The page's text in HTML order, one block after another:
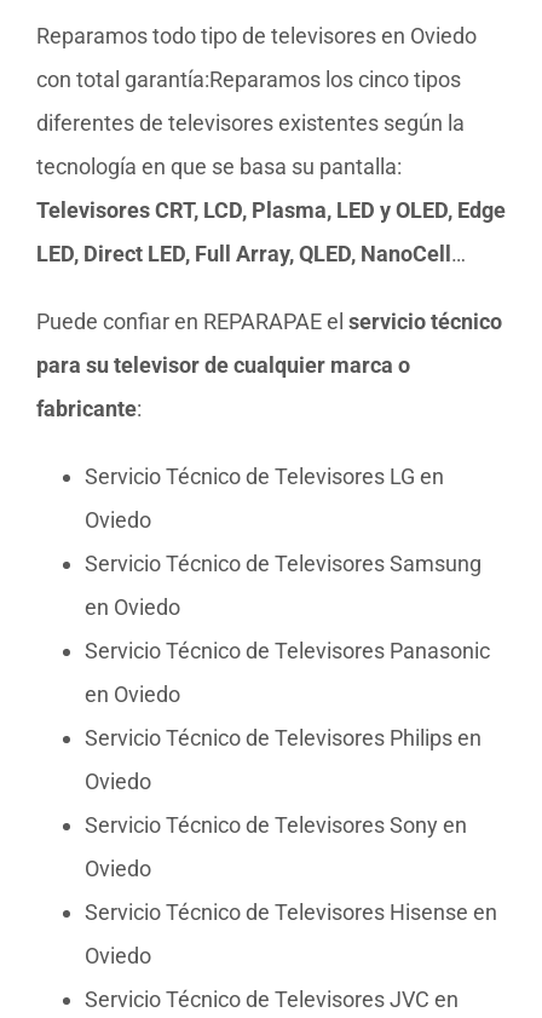
Reparamos todo tipo de televisores en Oviedo
con total garantía:Reparamos los cinco tipos
diferentes de televisores existentes según la
tecnología en que se basa su pantalla:
Televisores CRT, LCD, Plasma, LED y OLED, Edge
LED, Direct LED, Full Array, QLED, NanoCell…
Puede confiar en REPARAPAE el servicio técnico
para su televisor de cualquier marca o
fabricante:
Servicio Técnico de Televisores LG en
Oviedo
Servicio Técnico de Televisores Samsung
en Oviedo
Servicio Técnico de Televisores Panasonic
en Oviedo
Servicio Técnico de Televisores Philips en
Oviedo
Servicio Técnico de Televisores Sony en
Oviedo
Servicio Técnico de Televisores Hisense en
Oviedo
Servicio Técnico de Televisores JVC en